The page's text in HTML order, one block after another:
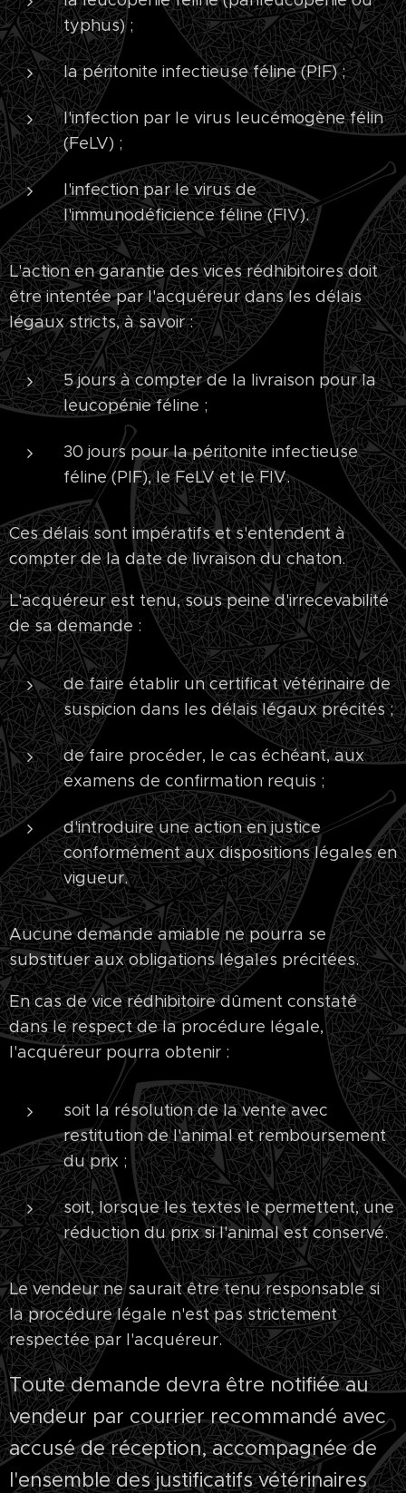
typhus) ;
la péritonite infectieuse féline (PIF) ;
l'infection par le virus leucémogène félin
(FeLV) ;
l'infection par le virus de
l'immunodéficience féline (FIV).
L'action en garantie des vices rédhibitoires doit
être intentée par l'acquéreur dans les délais
légaux stricts, à savoir :
5 jours à compter de la livraison pour la
leucopénie féline ;
30 jours pour la péritonite infectieuse
féline (PIF), le FeLV et le FIV.
Ces délais sont impératifs et s'entendent à
compter de la date de livraison du chaton.
L'acquéreur est tenu, sous peine d'irrecevabilité
de sa demande :
de faire établir un certificat vétérinaire de
suspicion dans les délais légaux précités ;
de faire procéder, le cas échéant, aux
examens de confirmation requis ;
d'introduire une action en justice
conformément aux dispositions légales en
vigueur.
Aucune demande amiable ne pourra se
substituer aux obligations légales précitées.
En cas de vice rédhibitoire dûment constaté
dans le respect de la procédure légale,
l'acquéreur pourra obtenir :
soit la résolution de la vente avec
restitution de l'animal et remboursement
du prix ;
soit, lorsque les textes le permettent, une
réduction du prix si l'animal est conservé.
Le vendeur ne saurait être tenu responsable si
la procédure légale n'est pas strictement
respectée par l'acquéreur.
Toute demande devra être notifiée au
vendeur par courrier recommandé avec
accusé de réception, accompagnée de
l'ensemble des justificatifs vétérinaires